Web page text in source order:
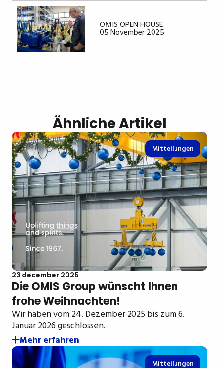
OMIS OPEN HOUSE
05 November 2025
Ähnliche Artikel
Mitteilungen
23 december 2025
Die OMIS Group wünscht Ihnen
frohe Weihnachten!
Wir haben vom 24. Dezember 2025 bis zum 6.
Januar 2026 geschlossen.
Mehr erfahren
Mitteilungen